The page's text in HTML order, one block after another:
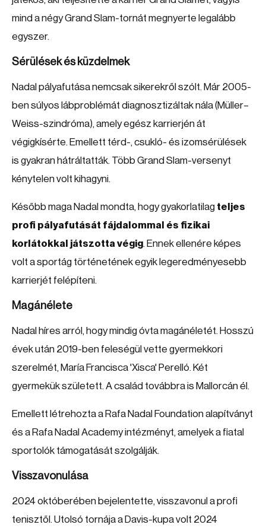
mind a négy Grand Slam-tornát megnyerte legalább
egyszer.
Sérülések és küzdelmek
Nadal pályafutása nemcsak sikerekről szólt. Már 2005-
ben súlyos lábproblémát diagnosztizáltak nála (Müller–
Weiss-szindróma), amely egész karrierjén át
végigkísérte. Emellett térd-, csukló- és izomsérülések
is gyakran hátráltatták. Több Grand Slam-versenyt
kénytelen volt kihagyni.
Később maga Nadal mondta, hogy gyakorlatilag teljes
profi pályafutását fájdalommal és fizikai
korlátokkal játszotta végig. Ennek ellenére képes
volt a sportág történetének egyik legeredményesebb
karrierjét felépíteni.
Magánélete
Nadal híres arról, hogy mindig óvta magánéletét. Hosszú
évek után 2019-ben feleségül vette gyermekkori
szerelmét, María Francisca 'Xisca' Perelló. Két
gyermekük született. A család továbbra is Mallorcán él.
Emellett létrehozta a Rafa Nadal Foundation alapítványt
és a Rafa Nadal Academy intézményt, amelyek a fiatal
sportolók támogatását szolgálják.
Visszavonulása
2024 októberében bejelentette, visszavonul a profi
tenisztől. Utolsó tornája a Davis-kupa volt 2024